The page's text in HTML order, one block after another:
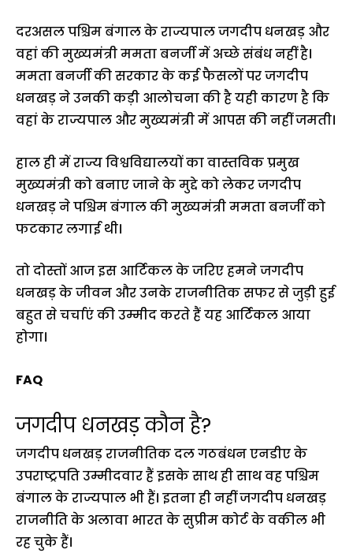
दरअसल पश्चिम बंगाल के राज्यपाल जगदीप धनखड़ और
वहां की मुख्यमंत्री ममता बनर्जी में अच्छे संबंध नहीं है।
ममता बनर्जी की सरकार के कई फैसलों पर जगदीप
धनखड़ ने उनकी कड़ी आलोचना की है यही कारण है कि
वहां के राज्यपाल और मुख्यमंत्री में आपस की नहीं जमती।
हाल ही में राज्य विश्वविद्यालयों का वास्तविक प्रमुख
मुख्यमंत्री को बनाए जाने के मुद्दे को लेकर जगदीप
धनखड़ ने पश्चिम बंगाल की मुख्यमंत्री ममता बनर्जी को
फटकार लगाई थी।
तो दोस्तों आज इस आर्टिकल के जरिए हमने जगदीप
धनखड़ के जीवन और उनके राजनीतिक सफर से जुड़ी हुई
बहुत से चर्चाएं की उम्मीद करते हैं यह आर्टिकल आया
होगा।
FAQ
जगदीप धनखड़ कौन है?
जगदीप धनखड़ राजनीतिक दल गठबंधन एनडीए के
उपराष्ट्रपति उम्मीदवार हैं इसके साथ ही साथ वह पश्चिम
बंगाल के राज्यपाल भी हैं। इतना ही नहीं जगदीप धनखड़
राजनीति के अलावा भारत के सुप्रीम कोर्ट के वकील भी
रह चुके हैं।